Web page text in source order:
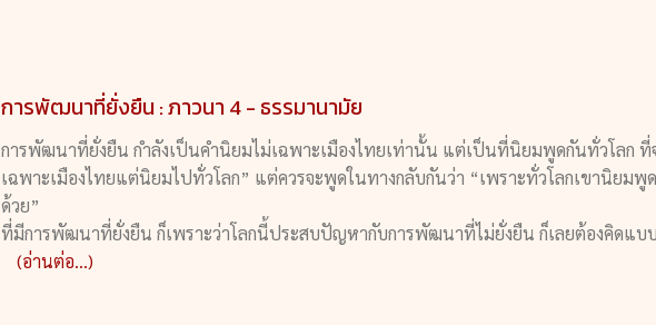
การพัฒนาที่ยั่งยืน : ภาวนา 4 - ธรรมานามัย
การพัฒนาที่ยั่งยืน กำลังเป็นคำนิยมไม่เฉพาะเมืองไทยเท่านั้น แต่เป็นที่นิยมพูดกันทั่วโลก ที่
เฉพาะเมืองไทยแต่นิยมไปทั่วโลก” แต่ควรจะพูดในทางกลับกันว่า “เพราะทั่วโลกเขานิยมพู
ด้วย”
ที่มีการพัฒนาที่ยั่งยืน ก็เพราะว่าโลกนี้ประสบปัญหากับการพัฒนาที่ไม่ยั่งยืน ก็เลยต้องคิดแ
(อ่านต่อ...)